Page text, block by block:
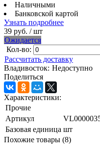
Наличными
Банковской картой
Узнать подробнее
39 руб. / шт
Ожидается
Кол-во:
Рассчитать доставку
Владивосток: Недоступно
Поделиться
Характеристики:
Прочие
Артикул
Базовая единица шт
Похожие товары (8)